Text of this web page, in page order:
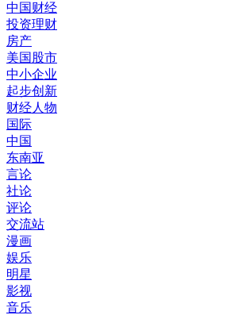
中国财经
投资理财
房产
美国股市
中小企业
起步创新
财经人物
国际
中国
东南亚
言论
社论
评论
交流站
漫画
娱乐
明星
影视
音乐